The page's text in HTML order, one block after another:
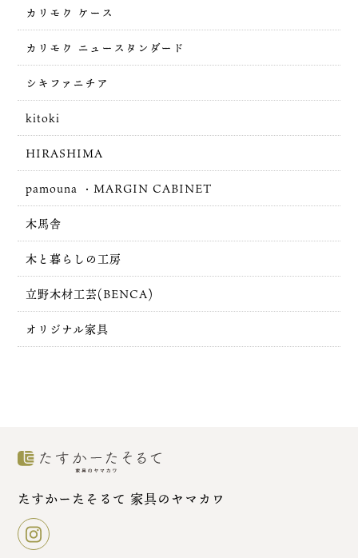
カリモク ケース
カリモク ニュースタンダード
シキファニチア
kitoki
HIRASHIMA
pamouna ・MARGIN CABINET
木馬舎
木と暮らしの工房
立野木材工芸(BENCA)
オリジナル家具
たすかーたそるて 家具のヤマカワ